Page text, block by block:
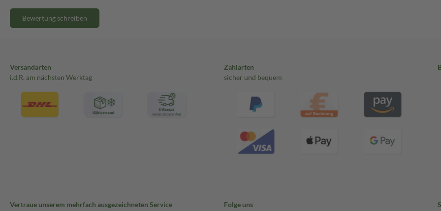
Bewertung schreiben
Versandarten
i.d.R. am nächsten Werktag
Zahlarten
sicher und bequem
Vertraue unserem mehrfach ausgezeichneten Service Folge uns